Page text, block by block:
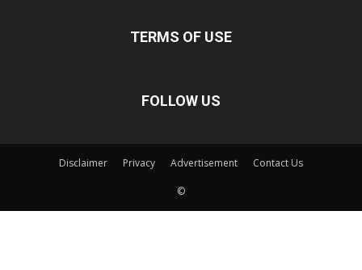
TERMS OF USE
FOLLOW US
Disclaimer Privacy Advertisement Contact Us
©